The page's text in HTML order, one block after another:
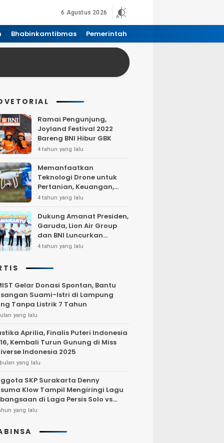
6 Agustus 2026
Bhabinkamtibmas Pemerintah
Ramai Pengunjung,
Joyland Festival 2022
Bareng BNI Hibur GBK
4 tahun yang lalu
Memanfaatkan
Teknologi Drone untuk
Pertanian, Keuangan,
Pertambangan, Real
Telekomunikasi.
4 tahun yang lalu
Dukung Amanat Presiden,
Garuda, Lion Air Group
dan BNI Luncurkan
Program Terbang Hemat
4 tahun yang lalu
Gelar Donasi Spontan, Bantu
Suami-Istri di Lampung
Tanpa Listrik 7 Tahun
yang lalu
Aprilia, Finalis Puteri Indonesia
Kembali Turun Gunung di Miss
Indonesia 2025
yang lalu
SKP Surakarta Denny
Klow Tampil Mengiringi Lagu
di Laga Persis Solo vs
Jakarta
yang lalu